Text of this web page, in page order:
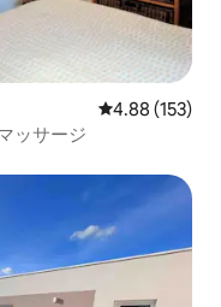
レビュー153
4.88 (153)
ッサージ